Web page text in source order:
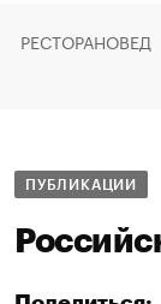
РЕСТОРАНОВЕД
ПУБЛИКАЦИИ